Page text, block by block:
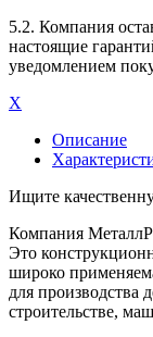
5.2. Компания
настоящие
уведомлением
X
Описание
Ищите
Компания
Это
широко
для производства
строительстве,